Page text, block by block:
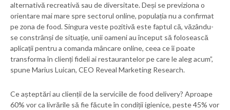
alternativă recreativă sau de diversitate. Deși se previziona o
orientare mai mare spre sectorul online, populația nu a confirmat
pe zona de food. Singura veste pozitivă este faptul că, văzându-
se constrânși de situație, unii oameni au început să folosească
aplicații pentru a comanda mâncare online, ceea ce îi poate
transforma în clienți fideli ai restaurantelor pe care le aleg acum”,
spune Marius Luican, CEO Reveal Marketing Research.
Ce așteptări au clienții de la serviciile de food delivery? Aproape
60% vor ca livrările să fie făcute în condiții igienice, peste 45% vor